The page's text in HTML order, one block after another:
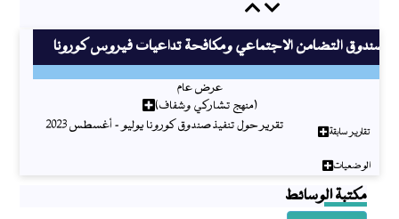
صندوق التضامن الاجتماعي ومكافحة تداعيات فيروس كورونا
عرض عام
(منهج تشاركي وشفاف)
تقارير سابقة تقرير حول تنفيذ صندوق كورونا يوليو - أغسطس 2023
الوضعيات
مكتبة الوسائط